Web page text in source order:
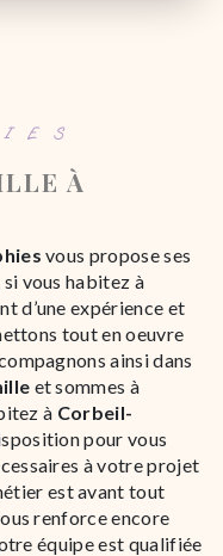
vous propose ses
si vous habitez à
d’une expérience et
tout en oeuvre
ainsi dans
et sommes à
à Corbeil-
pour vous
à votre projet
est avant tout
renforce encore
équipe est qualifiée